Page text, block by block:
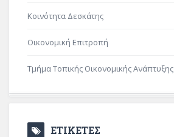
Κοινότητα Δεσκάτης
Οικονομική Επιτροπή
Τμήμα Τοπικής Οικονομικής Ανάπτυξης
ΕΤΙΚΕΤΕΣ